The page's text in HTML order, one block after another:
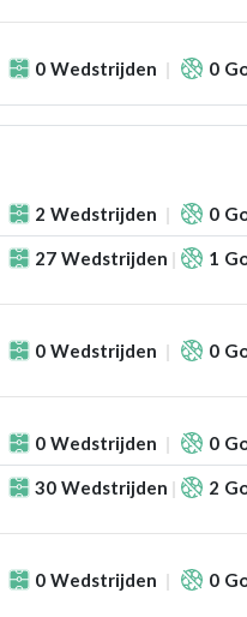
0 Wedstrijden 0
2 Wedstrijden 0
27 Wedstrijden 1
0 Wedstrijden 0
0 Wedstrijden 0
30 Wedstrijden 2
0 Wedstrijden 0